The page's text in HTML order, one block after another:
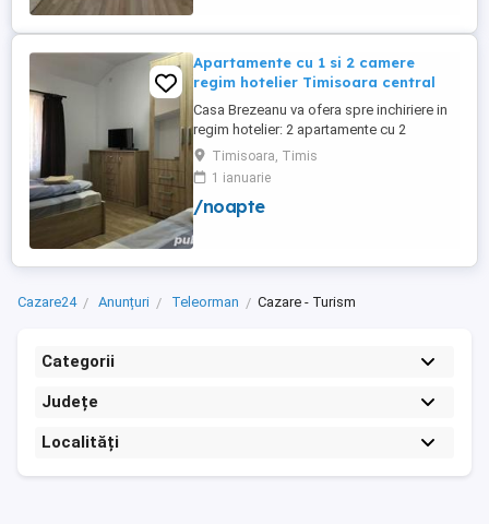
Apartamente cu 1 si 2 camere
regim hotelier Timisoara central
Casa Brezeanu va ofera spre inchiriere in
regim hotelier: 2 apartamente cu 2
dormitoare, baie si bucatarie proprie. (4
locuri cazare in fiecare apartament) 1
apartament cu 1 dormitor, baie si
bucatarie proprie. (3 locuri cazare) Fiecare
Timisoara, Timis
1 ianuarie
/noapte
Cazare24 Anunțuri Teleorman Cazare - Turism
Categorii
Județe
Localități